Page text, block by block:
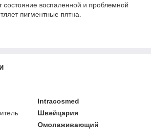
состояние воспаленной и проблемной
пигментные пятна.
Intracosmed
Швейцария
Омолаживающий